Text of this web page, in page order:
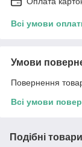
Всі умови
Умови
Повернення
Всі умови
Подібні